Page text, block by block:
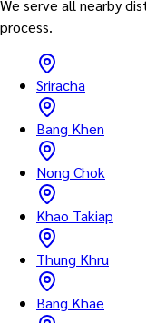
We serve all nearby
process.
Sriracha
Bang Khen
Nong Chok
Khao Takiap
Thung Khru
Bang Khae